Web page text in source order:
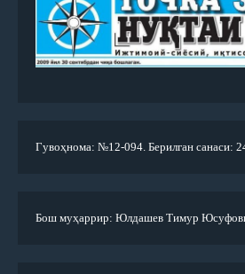
Гувоҳнома: №12-094. Берилган санаси:
Бош муҳаррир: Юлдашев Тимур